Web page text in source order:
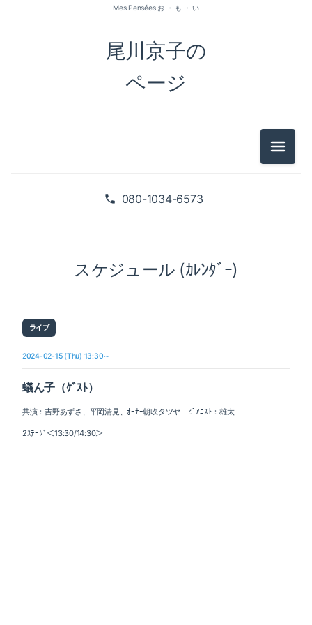
080-1034-6573
尾川京子の
ページ
Mes Pensées お ・ も ・ い
メニュ
スケジュール (ｶﾚﾝﾀﾞｰ)
ライブ
2024-02-15 (Thu) 13:30～
蟻ん子（ｹﾞｽﾄ）
共演：吉野あずさ、平岡清見、ｵｰﾅｰ朝吹タツヤ ﾋﾟｱﾆｽﾄ：雄太
2ｽﾃｰｼﾞ＜13:30/14:30＞